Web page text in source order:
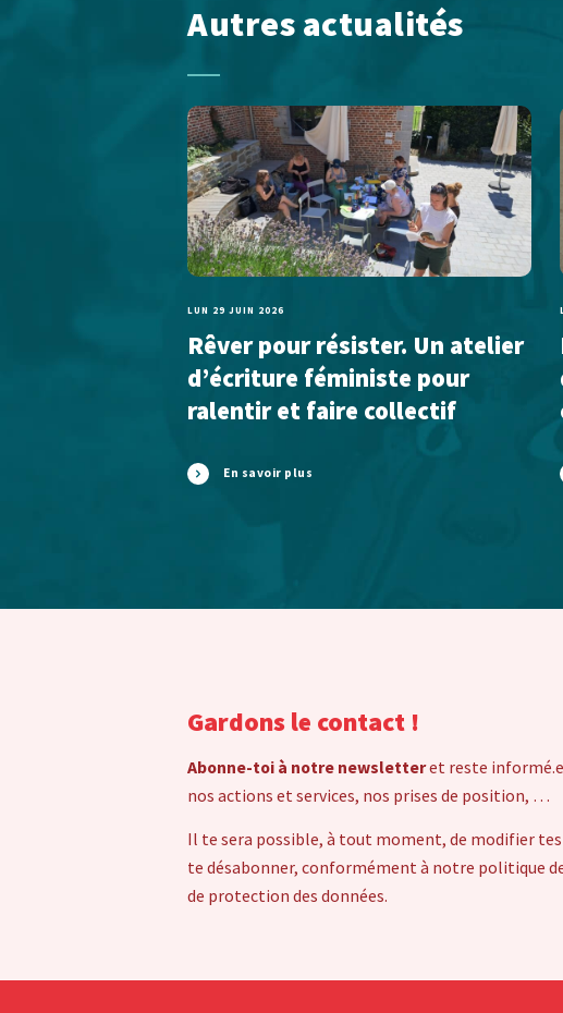
Autres actualités
LUN 29 JUIN 2026
Rêver pour résister. Un atelier
d’écriture féministe pour
ralentir et faire collectif
En savoir plus
Gardons le contact !
Abonne-toi à notre newsletteret reste
nos actions et services, nos prises de position, …
Il te sera possible, à tout moment, de modifier tes
te désabonner, conformément à notre politique
de protection des données.